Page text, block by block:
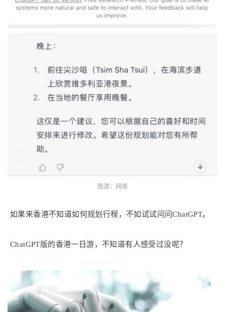
图源：网络
如果来香港不知道如何规划行程，不如试试问问ChatGPT。
ChatGPT版的香港一日游，不知道有人感受过没呢？